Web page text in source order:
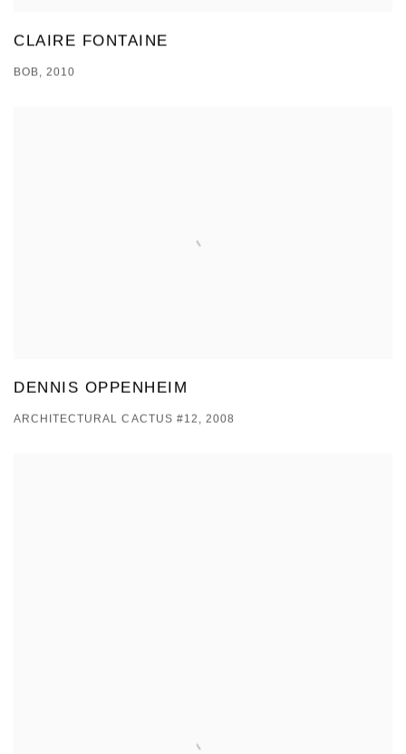
CLAIRE FONTAINE
BOB, 2010
DENNIS OPPENHEIM
ARCHITECTURAL CACTUS #12, 2008